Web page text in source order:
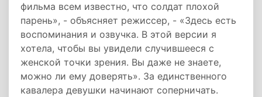
фильма всем известно, что солдат плохой
парень», - объясняет режиссер, - «Здесь есть
воспоминания и озвучка. В этой версии я
хотела, чтобы вы увидели случившееся с
женской точки зрения. Вы даже не знаете,
можно ли ему доверять». За единственного
кавалера девушки начинают соперничать.